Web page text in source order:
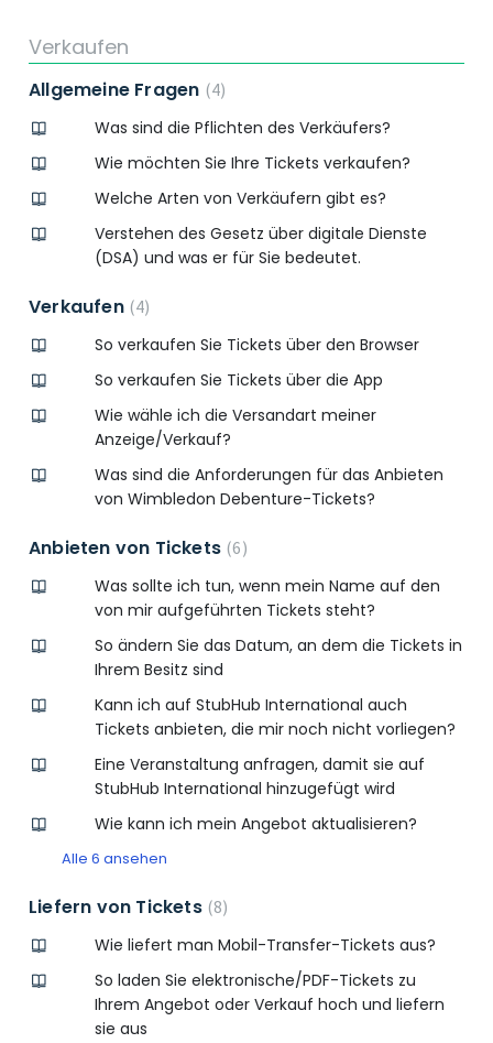
Verkaufen
Allgemeine Fragen 4
Was sind die Pflichten des Verkäufers?
Wie möchten Sie Ihre Tickets verkaufen?
Welche Arten von Verkäufern gibt es?
Verstehen des Gesetz über digitale Dienste
(DSA) und was er für Sie bedeutet.
Verkaufen 4
So verkaufen Sie Tickets über den Browser
So verkaufen Sie Tickets über die App
Wie wähle ich die Versandart meiner
Anzeige/Verkauf?
Was sind die Anforderungen für das Anbieten
von Wimbledon Debenture-Tickets?
Anbieten von Tickets 6
Was sollte ich tun, wenn mein Name auf den
von mir aufgeführten Tickets steht?
So ändern Sie das Datum, an dem die Tickets in
Ihrem Besitz sind
Kann ich auf StubHub International auch
Tickets anbieten, die mir noch nicht vorliegen?
Eine Veranstaltung anfragen, damit sie auf
StubHub International hinzugefügt wird
Wie kann ich mein Angebot aktualisieren?
Alle 6 ansehen
Liefern von Tickets 8
Wie liefert man Mobil-Transfer-Tickets aus?
So laden Sie elektronische/PDF-Tickets zu
Ihrem Angebot oder Verkauf hoch und liefern
sie aus